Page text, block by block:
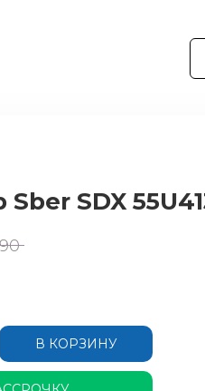
SDX
В КОРЗИНУ